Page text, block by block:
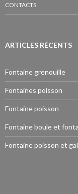
CONTACTS
ARTICLES RÉCENTS
Fontaine grenouille
Fontaines poisson
Fontaine poisson
Fontaine boule et
Fontaine poisson et